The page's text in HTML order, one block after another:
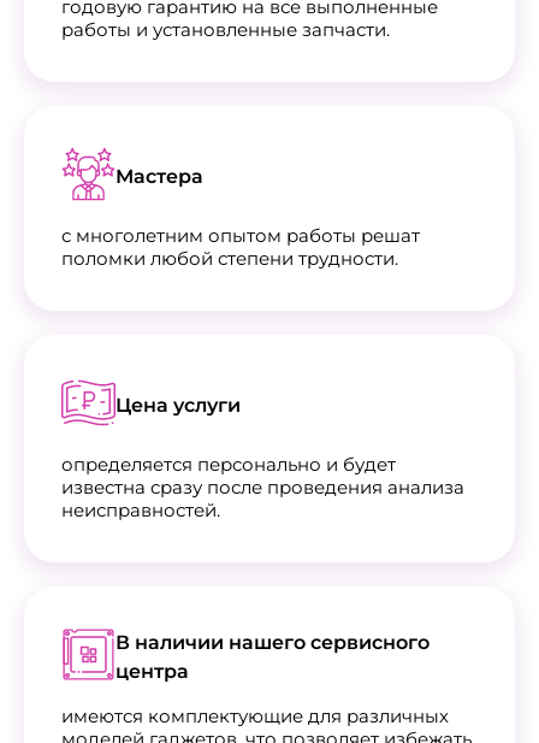
годовую гарантию на все выполненные
работы и установленные запчасти.
Мастера
с многолетним опытом работы решат
поломки любой степени трудности.
Цена услуги
определяется персонально и будет
известна сразу после проведения анализа
неисправностей.
В наличии нашего сервисного
центра
имеются комплектующие для различных